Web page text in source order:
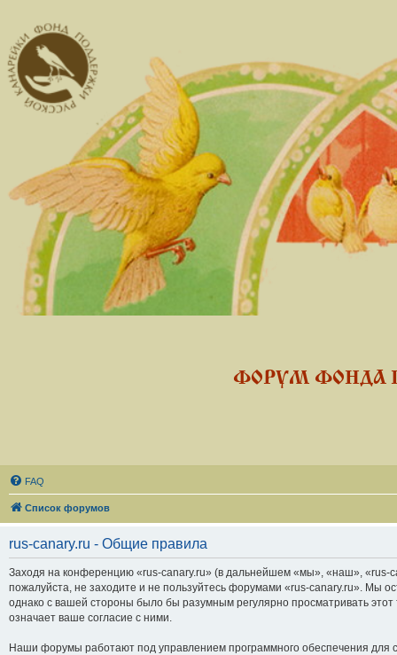
ФОРУМ ФОНДА
FAQ
Список форумов
rus-canary.ru - Общие правила
Заходя на конференцию «rus-canary.ru» (в дальнейшем «мы», «наш», «rus-
пожалуйста, не заходите и не пользуйтесь форумами «rus-canary.ru». Мы
однако с вашей стороны было бы разумным регулярно просматривать
означает ваше согласие с ними.
Наши форумы работают под управлением программного обеспечения